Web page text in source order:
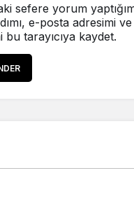
sefere yorum
e-posta adresimi
bu tarayıcıya kaydet.